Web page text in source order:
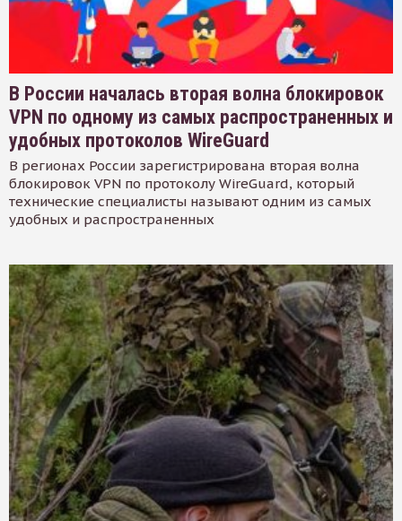
В России началась вторая волна блокировок
VPN по одному из самых распространенных и
удобных протоколов WireGuard
В регионах России зарегистрирована вторая волна
блокировок VPN по протоколу WireGuard, который
технические специалисты называют одним из самых
удобных и распространенных